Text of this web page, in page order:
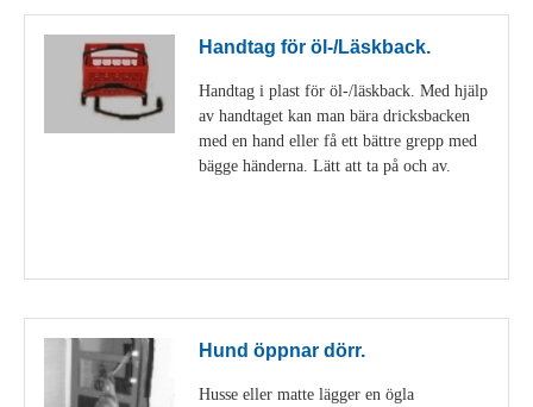
Handtag för öl-/Läskback.
Handtag i plast för öl-/läskback. Med hjälp
av handtaget kan man bära dricksbacken
med en hand eller få ett bättre grepp med
bägge händerna. Lätt att ta på och av.
Hund öppnar dörr.
Husse eller matte lägger en ögla